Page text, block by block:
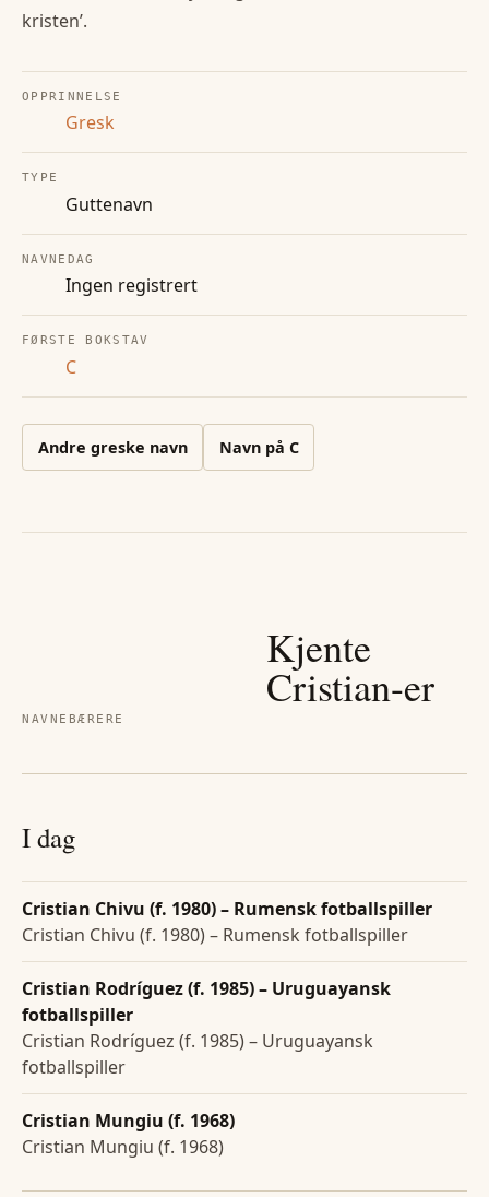
kristen’.
OPPRINNELSE
Gresk
TYPE
Guttenavn
NAVNEDAG
Ingen registrert
FØRSTE BOKSTAV
C
Andre greske navn Navn på C
NAVNEBÆRERE
Kjente
Cristian-er
I dag
Cristian Chivu (f. 1980) – Rumensk fotballspiller
Cristian Chivu (f. 1980) – Rumensk fotballspiller
Cristian Rodríguez (f. 1985) – Uruguayansk
fotballspiller
Cristian Rodríguez (f. 1985) – Uruguayansk
fotballspiller
Cristian Mungiu (f. 1968)
Cristian Mungiu (f. 1968)